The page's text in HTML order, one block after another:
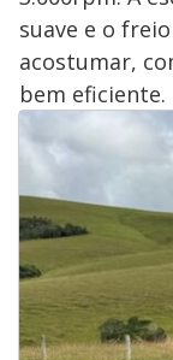
suave e o
acostumar,
bem eficiente.